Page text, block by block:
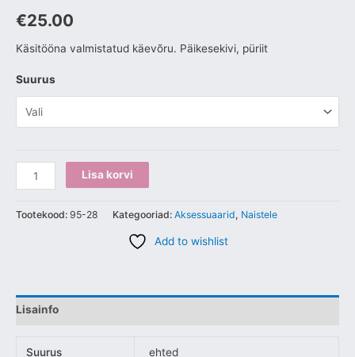
€25.00
Käsitööna valmistatud käevõru. Päikesekivi, püriit
Suurus
Lisa korvi
Tootekood: 95-28 Kategooriad: Aksessuaarid, Naistele
Add to wishlist
Lisainfo
Suurus ehted